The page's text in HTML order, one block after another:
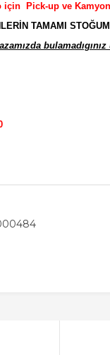
için Pick-up ve
TAMAMI